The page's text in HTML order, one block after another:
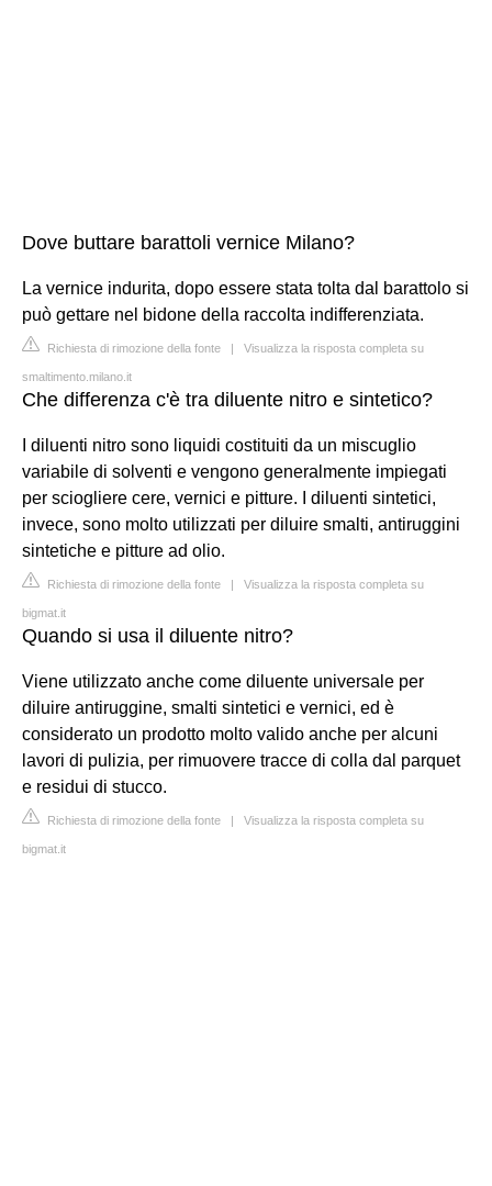
Dove buttare barattoli vernice Milano?
La vernice indurita, dopo essere stata tolta dal barattolo si
può gettare nel bidone della raccolta indifferenziata.
Richiesta di rimozione della fonte | Visualizza la risposta completa su
smaltimento.milano.it
Che differenza c'è tra diluente nitro e sintetico?
I diluenti nitro sono liquidi costituiti da un miscuglio
variabile di solventi e vengono generalmente impiegati
per sciogliere cere, vernici e pitture. I diluenti sintetici,
invece, sono molto utilizzati per diluire smalti, antiruggini
sintetiche e pitture ad olio.
Richiesta di rimozione della fonte | Visualizza la risposta completa su
bigmat.it
Quando si usa il diluente nitro?
Viene utilizzato anche come diluente universale per
diluire antiruggine, smalti sintetici e vernici, ed è
considerato un prodotto molto valido anche per alcuni
lavori di pulizia, per rimuovere tracce di colla dal parquet
e residui di stucco.
Richiesta di rimozione della fonte | Visualizza la risposta completa su
bigmat.it